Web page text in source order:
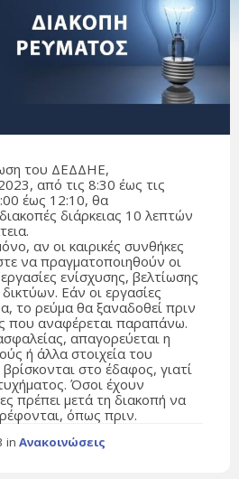
του ΔΕΔΔΗΕ,
από τις 8:30 έως τις
έως 12:10, θα
διάρκειας 10 λεπτών
αν οι καιρικές συνθήκες
να πραγματοποιηθούν οι
ενίσχυσης, βελτίωσης
Εάν οι εργασίες
το ρεύμα θα ξαναδοθεί πριν
που αναφέρεται παραπάνω.
απαγορεύεται η
ή άλλα στοιχεία του
στο έδαφος, γιατί
Όσοι έχουν
πρέπει μετά τη διακοπή να
όπως πριν.
in Ανακοινώσεις